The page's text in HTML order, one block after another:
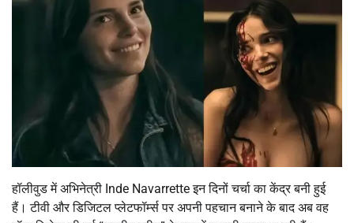
हॉलीवुड में अभिनेत्री Inde Navarretteइन दिनों चर्चा का केंद्र बनी हुई
हैं। टीवी और डिजिटल प्लेटफॉर्म्स पर अपनी पहचान बनाने के बाद अब वह